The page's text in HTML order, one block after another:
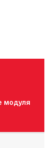
модуля